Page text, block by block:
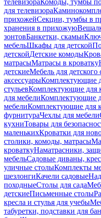
телевизораКомоды, тумбы
для телевизора
прихожейСекции, тумбы в
хранения в прихожую
зонтовБанкетки, скамьи
мебельШкафы для детской
детскойДетские комоды
матрасыМатрасы в кроватку
детскиеМебель для детского
аксессуарыКомплектующие
стульевКомплектующие для
для мебелиКомплектующие
мебелиКомплектующие для
фурнитураЧехлы для мебели
кухниТовары для
маленькихКроватки для
столики, комоды, матрасы
кроваткуНаматрасники,
мебельСадовые диваны,
уличные столыКомплекты
шезлонгиКачели садовые
походныеСтолы для сада
детскиеПисьменные столы
кресла и стулья для учебы
табуретки, подставки для